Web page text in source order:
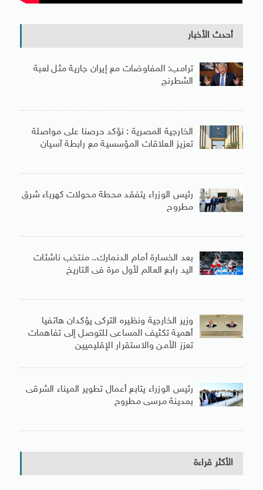
أحدث الأخبار
ترامب: المفاوضات مع إيران جارية مثل لعبة
الشطرنج
الخارجية المصرية : نؤكد حرصنا على مواصلة
تعزيز العلاقات المؤسسية مع رابطة آسيان
رئيس الوزراء يتفقد محطة محولات كهرباء شرق
مطروح
بعد الخسارة أمام الدنمارك.. منتخب ناشئات
اليد رابع العالم لأول مرة فى التاريخ
وزير الخارجية ونظيره التركى يؤكدان هاتفيا
أهمية تكثيف المساعى للتوصل إلى تفاهمات
تعزز الأمن والاستقرار الإقليميين
رئيس الوزراء يتابع أعمال تطوير الميناء الشرقى
بمدينة مرسى مطروح
الأكثر قراءة